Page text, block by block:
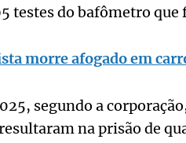
testes do bafômetro
morre afogado em
segundo a
na prisão de